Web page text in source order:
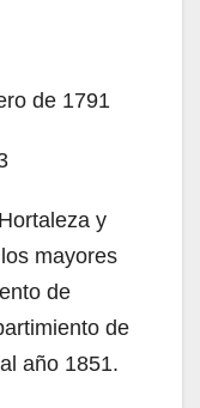
de 1791
y
mayores
de
de
año 1851.